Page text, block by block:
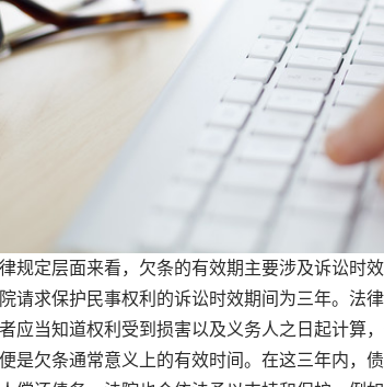
定层面来看，欠条的有效期主要涉及诉讼时效
请求保护民事权利的诉讼时效期间为三年。法
应当知道权利受到损害以及义务人之日起计算
是欠条通常意义上的有效时间。在这三年内，